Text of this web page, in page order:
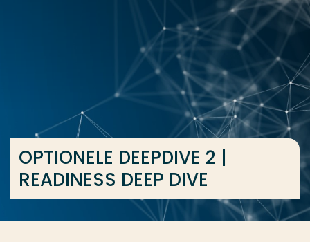
... > OPTIONELE DEEPDIVE 2 | READINESS DEEP DIVE
OPTIONELE DEEPDIVE 2 |
READINESS DEEP DIVE
Opleiding